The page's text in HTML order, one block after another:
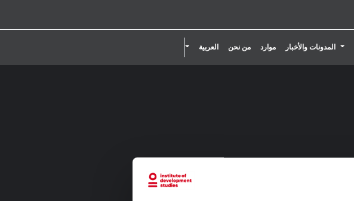
تبديل القائمة المنسدلة
المدونات والأخبار موارد من نحن العربية